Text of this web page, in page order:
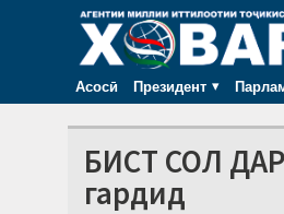
Асосӣ Президент
БИСТ СОЛ
гардид